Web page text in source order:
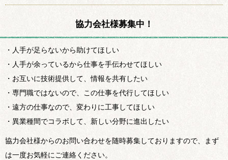
協力会社様募集中！
・人手が足らないから助けてほしい
・人手が余っているから仕事を手伝わせてほしい
・お互いに技術提供して、情報を共有したい
・専門職ではないので、この仕事を代行してほしい
・遠方の仕事なので、変わりに工事してほしい
・異業種間でコラボして、新しい分野に進出したい
協力会社様からのお問い合わせを随時募集しておりますので、まず
は一度お気軽にご連絡ください。